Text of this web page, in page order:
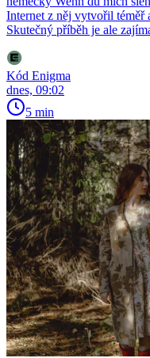
Internet z něj vytvořil téměř
Skutečný příběh je ale
Kód Enigma
dnes, 09:02
5 min